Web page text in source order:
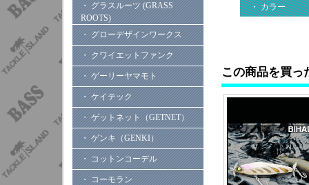
・ グラスルーツ (GRASS
ROOTS)
・ グローデザインワークス
・ クワイエットファンク
・ ゲーリーヤマモト
・ ケイテック
・ ゲットネット（GETNET）
・ ゲンキ（GENKI）
・ コットンコーデル
・ コーモラン
・ カラー
この商品を買っ